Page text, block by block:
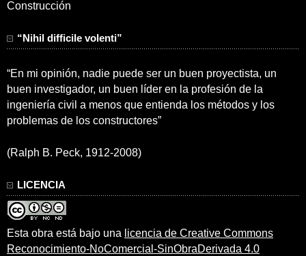
Construcción
“Nihil difficile volenti”
“En mi opinión, nadie puede ser un buen proyectista, un
buen investigador, un buen líder en la profesión de la
ingeniería civil a menos que entienda los métodos y los
problemas de los constructores”
(Ralph B. Peck, 1912-2008)
LICENCIA
Esta obra está bajo una licencia de Creative Commons
Reconocimiento-NoComercial-SinObraDerivada 4.0